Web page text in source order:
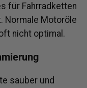
für Fahrradketten
Normale Motoröle
nicht optimal.
sauber und